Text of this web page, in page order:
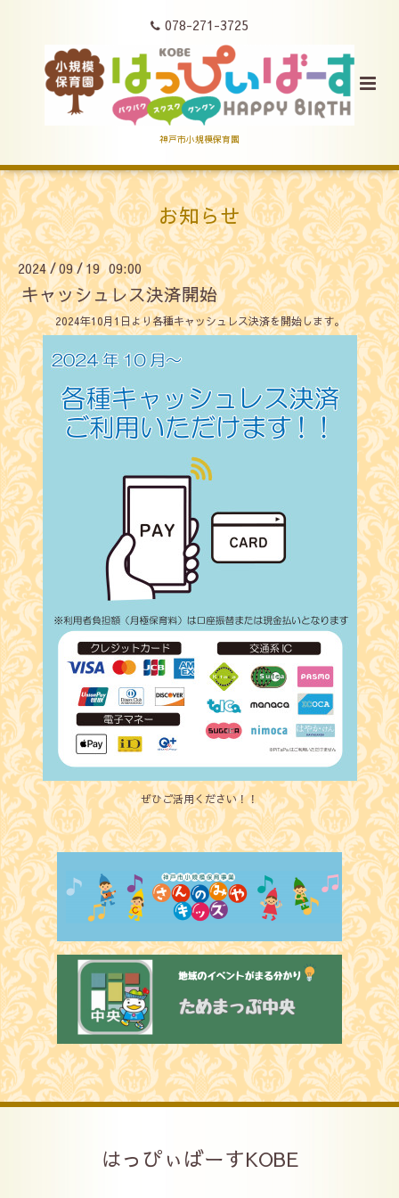
078-271-3725
神戸市小規模保育園
お知らせ
2024/09/19 09:00
キャッシュレス決済開始
2024年10月1日より各種キャッシュレス決済を開始します。
ぜひご活用ください！！
はっぴぃばーすKOBE